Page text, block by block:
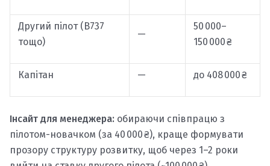
Другий пілот (B737
тощо)
—
50 000–
150 000 ₴
Капітан — до 408 000 ₴
Інсайт для менеджера: обираючи співпрацю з
пілотом-новачком (за 40 000 ₴), краще формувати
прозору структуру розвитку, щоб через 1–2 роки